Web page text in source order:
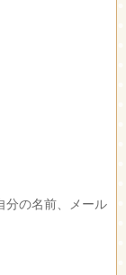
分の名前、メール